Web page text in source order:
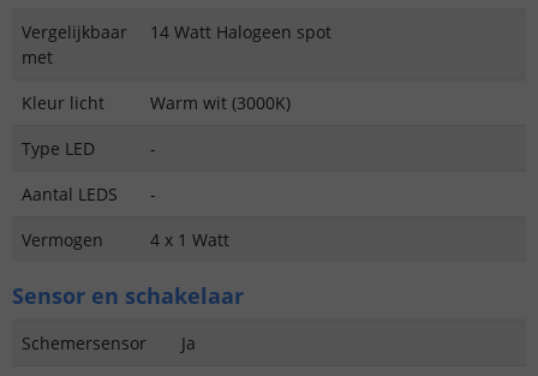
Vergelijkbaar
met
14 Watt Halogeen spot
Kleur licht
Warm wit (3000K)
Type LED
-
Aantal LEDS
-
Vermogen
4 x 1 Watt
Sensor en schakelaar
Schemersensor
Ja